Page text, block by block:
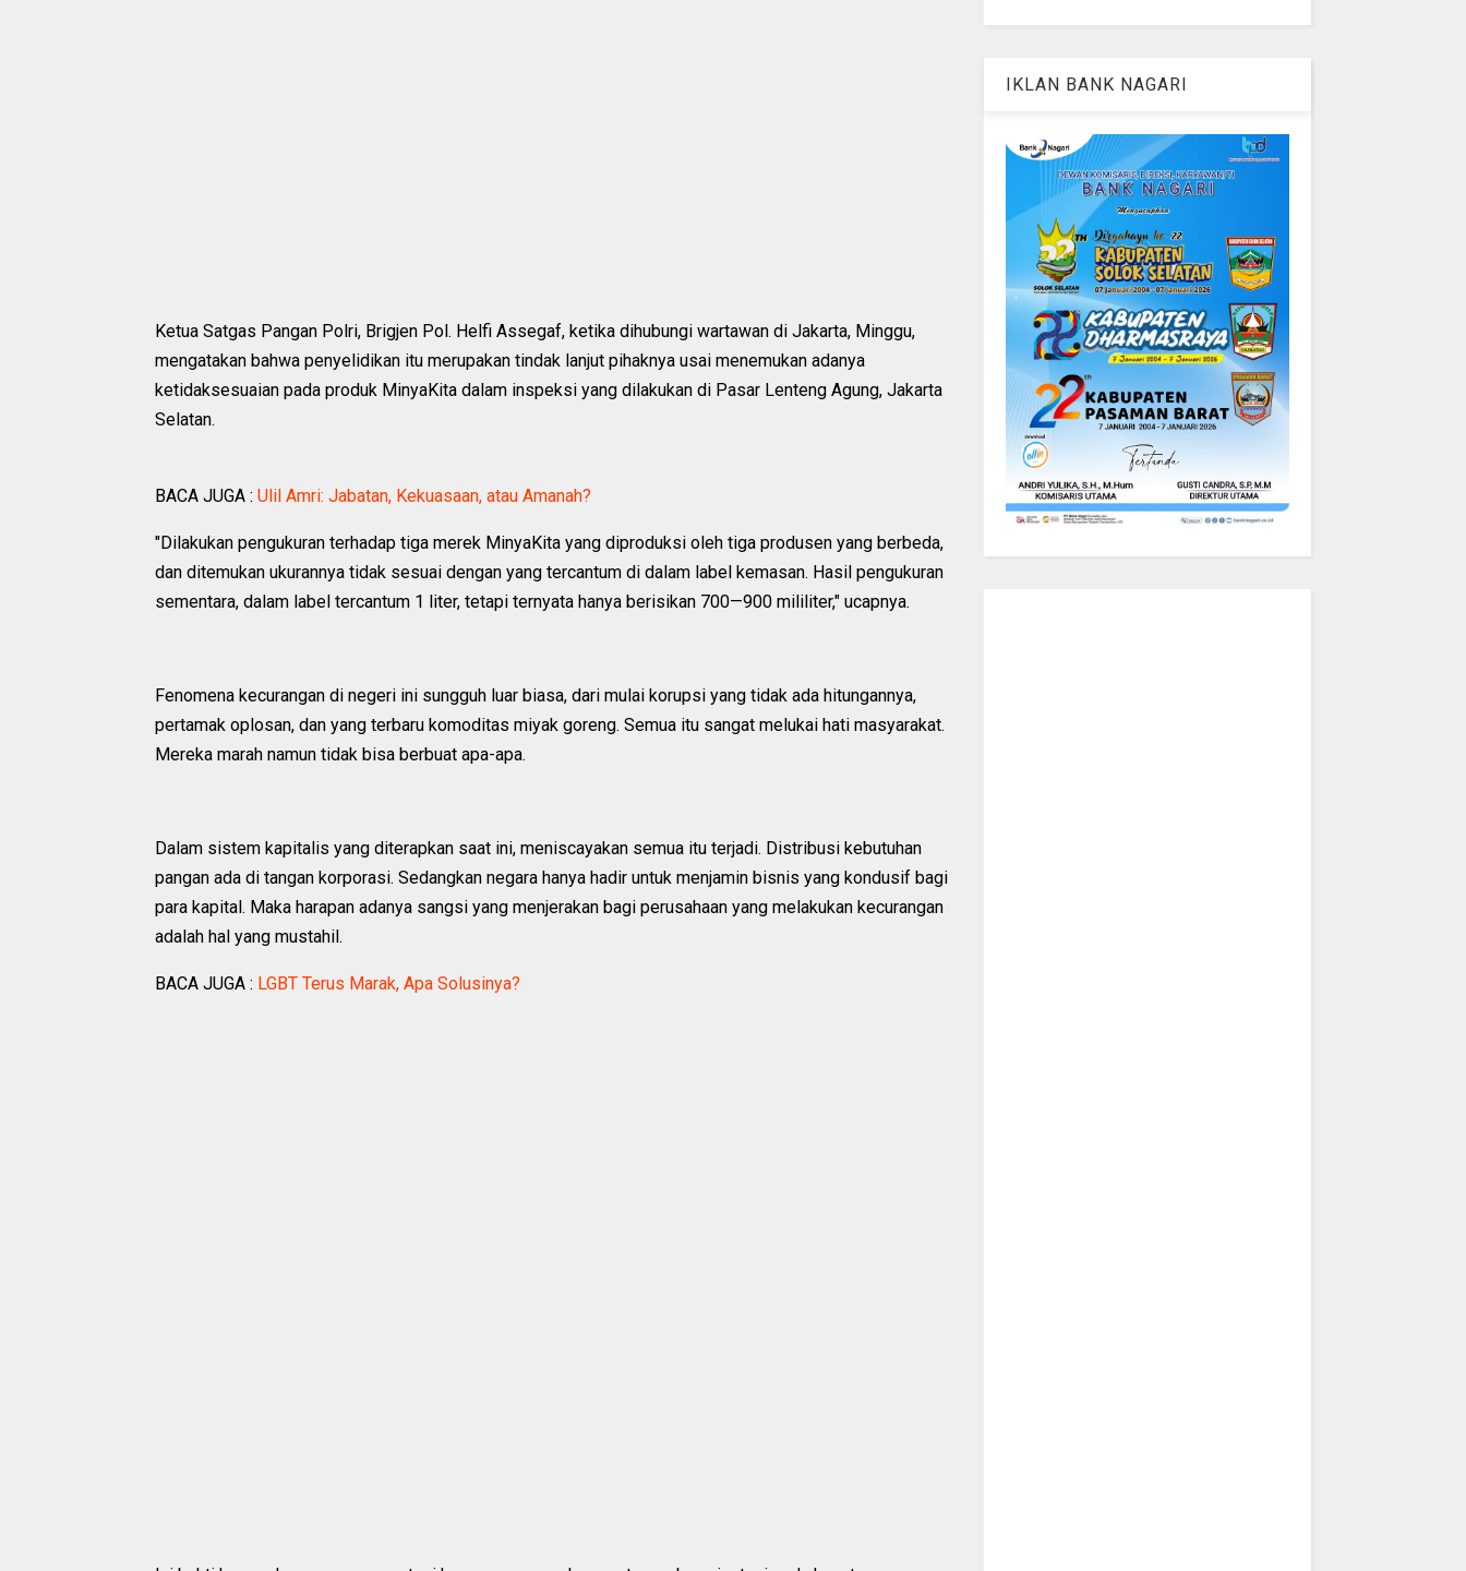
Ketua Satgas Pangan Polri, Brigjen Pol. Helfi Assegaf, ketika dihubungi wartawan di Jakarta, Minggu,
mengatakan bahwa penyelidikan itu merupakan tindak lanjut pihaknya usai menemukan adanya
ketidaksesuaian pada produk MinyaKita dalam inspeksi yang dilakukan di Pasar Lenteng Agung, Jakarta
Selatan.
BACA JUGA : Ulil Amri: Jabatan, Kekuasaan, atau Amanah?
"Dilakukan pengukuran terhadap tiga merek MinyaKita yang diproduksi oleh tiga produsen yang berbeda,
dan ditemukan ukurannya tidak sesuai dengan yang tercantum di dalam label kemasan. Hasil pengukuran
sementara, dalam label tercantum 1 liter, tetapi ternyata hanya berisikan 700—900 mililiter," ucapnya.
Fenomena kecurangan di negeri ini sungguh luar biasa, dari mulai korupsi yang tidak ada hitungannya,
pertamak oplosan, dan yang terbaru komoditas miyak goreng. Semua itu sangat melukai hati masyarakat.
Mereka marah namun tidak bisa berbuat apa-apa.
Dalam sistem kapitalis yang diterapkan saat ini, meniscayakan semua itu terjadi. Distribusi kebutuhan
pangan ada di tangan korporasi. Sedangkan negara hanya hadir untuk menjamin bisnis yang kondusif bagi
para kapital. Maka harapan adanya sangsi yang menjerakan bagi perusahaan yang melakukan kecurangan
adalah hal yang mustahil.
BACA JUGA : LGBT Terus Marak, Apa Solusinya?
IKLAN BANK NAGARI